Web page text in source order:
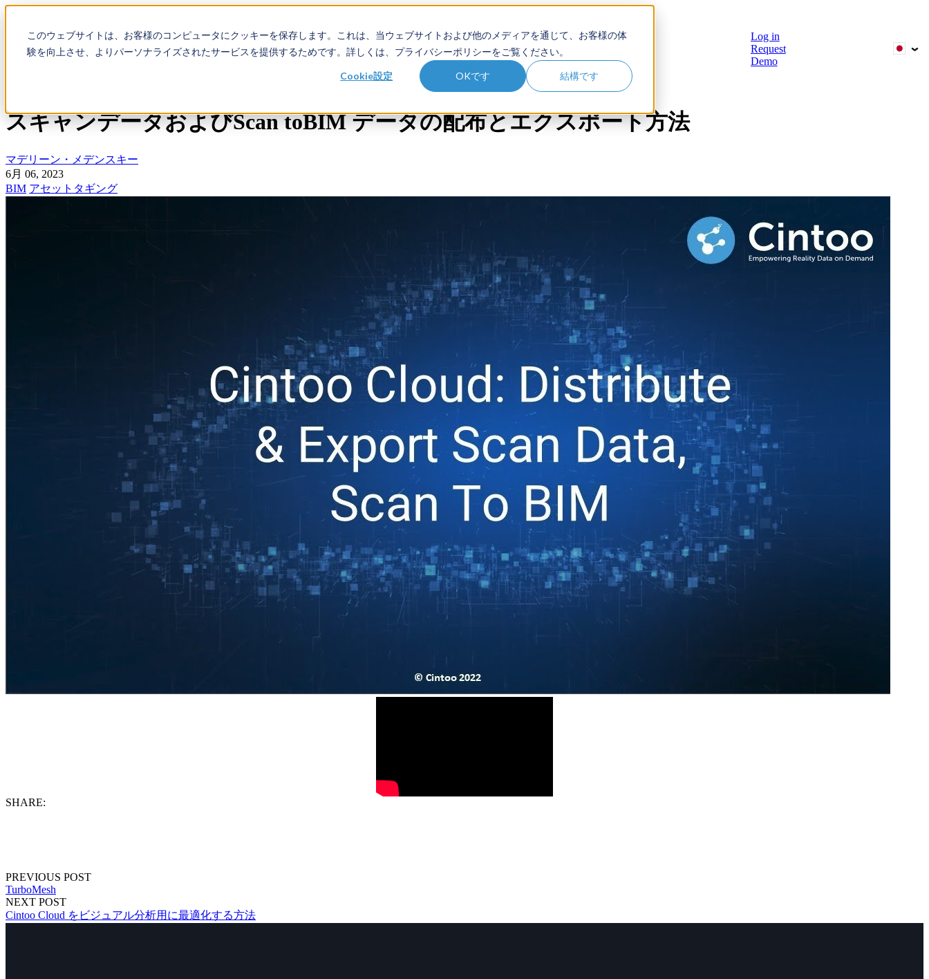
このウェブサイトは、お客様のコンピュータにクッキーを保存します。これは、当ウェブサイトおよび他のメディアを通じて、お客様の体
験を向上させ、よりパーソナライズされたサービスを提供するためです。詳しくは、プライバシーポリシーをご覧ください。
Cookie設定 OKです 結構です
Show submenu for 製品 製品 ソリューション 顧客
Show submenu for 会社情報 会社情報
Log in
Request
Demo
スキャンデータおよびScan toBIM データの配布とエクスポート方法
マデリーン・メデンスキー
6月 06, 2023
BIM アセットタギング
SHARE:
PREVIOUS POST
TurboMesh
NEXT POST
Cintoo Cloud をビジュアル分析用に最適化する方法